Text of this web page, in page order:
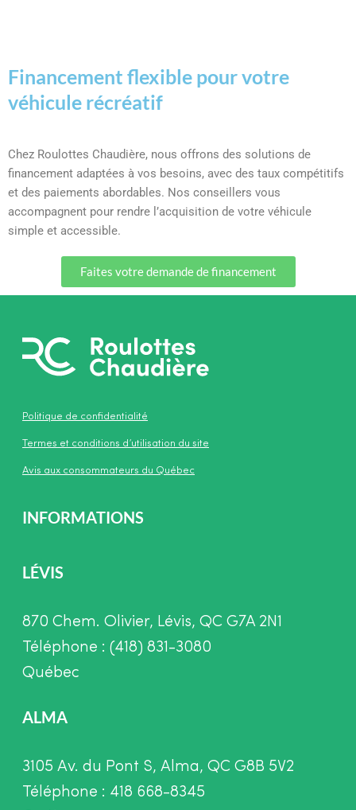
Financement flexible pour votre
véhicule récréatif
Chez Roulottes Chaudière, nous offrons des solutions de
financement adaptées à vos besoins, avec des taux compétitifs
et des paiements abordables. Nos conseillers vous
accompagnent pour rendre l’acquisition de votre véhicule
simple et accessible.
Faites votre demande de financement
Politique de confidentialité
Termes et conditions d’utilisation du site
Avis aux consommateurs du Québec
INFORMATIONS
LÉVIS
870 Chem. Olivier, Lévis, QC G7A 2N1
Téléphone : (418) 831-3080
Québec
ALMA
3105 Av. du Pont S, Alma, QC G8B 5V2
Téléphone : 418 668-8345